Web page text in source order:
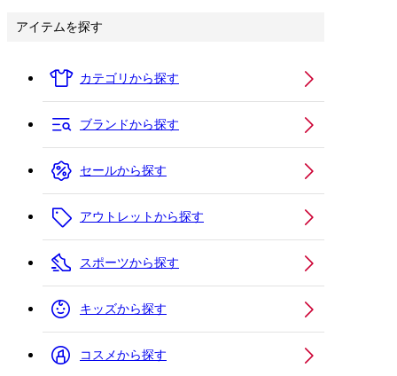
アイテムを探す
カテゴリから探す
ブランドから探す
セールから探す
アウトレットから探す
スポーツから探す
キッズから探す
コスメから探す